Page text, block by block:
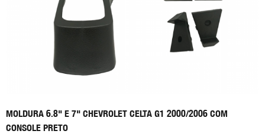
MOLDURA 6.8" E 7" CHEVROLET CELTA G1 2000/2006 COM
CONSOLE PRETO